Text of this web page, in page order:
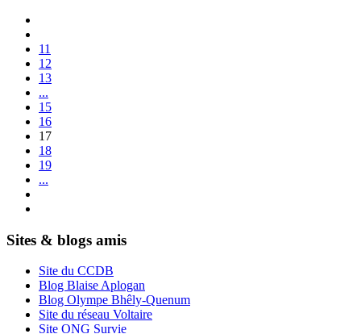
11
12
13
...
15
16
17
18
19
...
Sites & blogs amis
Site du CCDB
Blog Blaise Aplogan
Blog Olympe Bhêly-Quenum
Site du réseau Voltaire
Site ONG Survie